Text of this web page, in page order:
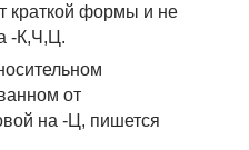
краткой формы и не
-К,Ч,Ц.
от
на -Ц, пишется